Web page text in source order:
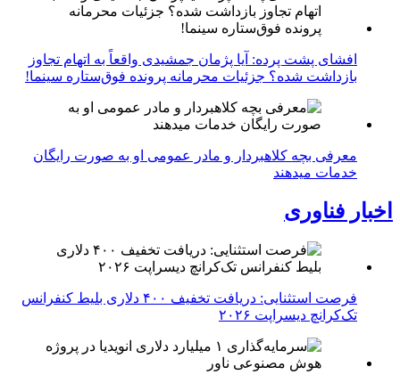
افشای پشت پرده: آیا پژمان جمشیدی واقعاً به اتهام تجاوز
بازداشت شده؟ جزئیات محرمانه پرونده فوق‌ستاره سینما!
معرفی بچه کلاهبردار و مادر عمومی او به صورت رایگان
خدمات میدهند
اخبار فناوری
فرصت استثنایی: دریافت تخفیف ۴۰۰ دلاری بلیط کنفرانس
تک‌کرانچ دیسراپت ۲۰۲۶